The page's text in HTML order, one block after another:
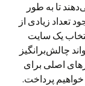
تا به طور
تعداد زیادی از
یک سایت
چالش‌برانگیز
اصلی برای
پرداخت.